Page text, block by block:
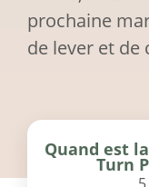
prochaine
de lever et de
Quand est
Turn